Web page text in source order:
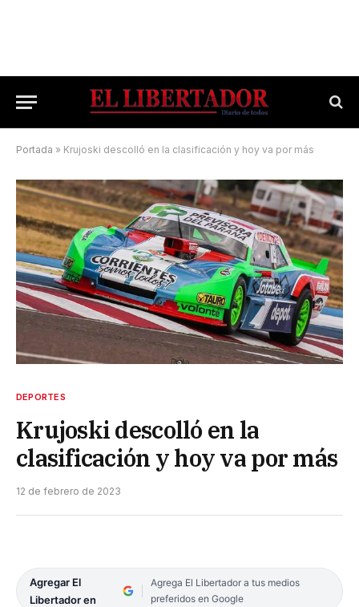
Portada » Krujoski descolló en la clasificación y hoy va por más
DEPORTES
Krujoski descolló en la
clasificación y hoy va por más
12 de febrero de 2023
Agregar El
Libertador en
Agrega El Libertador a tus medios
preferidos en Google